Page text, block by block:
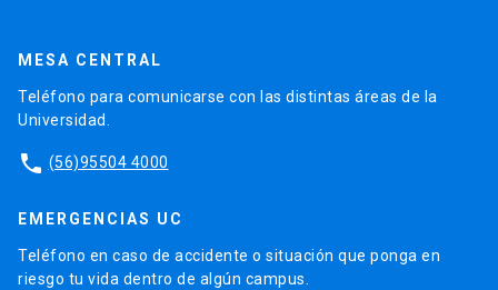
MESA CENTRAL
Teléfono para comunicarse con las distintas áreas de la
Universidad.
phone (56)95504 4000
EMERGENCIAS UC
Teléfono en caso de accidente o situación que ponga en
riesgo tu vida dentro de algún campus.